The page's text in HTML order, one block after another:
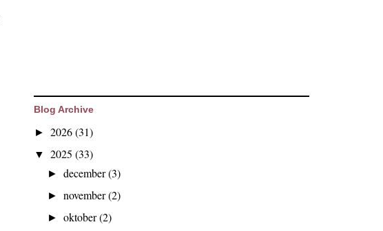
Blog Archive
► 2026(31)
▼ 2025 (33)
►december(3)
►november(2)
►oktober(2)